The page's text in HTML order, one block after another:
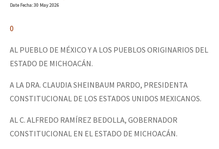
DateFecha: 30 May 2026
0
AL PUEBLO DE MÉXICO Y A LOS PUEBLOS ORIGINARIOS DEL
ESTADO DE MICHOACÁN.
A LA DRA. CLAUDIA SHEINBAUM PARDO, PRESIDENTA
CONSTITUCIONAL DE LOS ESTADOS UNIDOS MEXICANOS.
AL C. ALFREDO RAMÍREZ BEDOLLA, GOBERNADOR
CONSTITUCIONAL EN EL ESTADO DE MICHOACÁN.